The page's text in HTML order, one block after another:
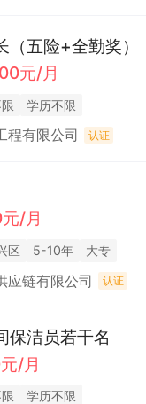
（五险+全勤奖）
元/月
学历不限
程有限公司 认证
/月
区 5-10年 大专
应链有限公司 认证
保洁员若干名
/月
学历不限